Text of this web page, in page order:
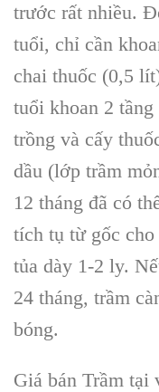
trước rất nhiều.
tuổi, chỉ cần
chai thuốc (0,5
tuổi khoan 2
trồng và cấy
dầu (lớp trầm
12 tháng đã có
tích tụ từ gốc
tủa dày 1-2 ly.
24 tháng, trầm
bóng.
Giá bán Trầm tại